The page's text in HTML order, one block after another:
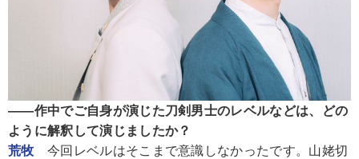
――作中でご自身が演じた刀剣男士のレベルなどは、どの
ように解釈して演じましたか？
荒牧今回レベルはそこまで意識しなかったです。山姥切